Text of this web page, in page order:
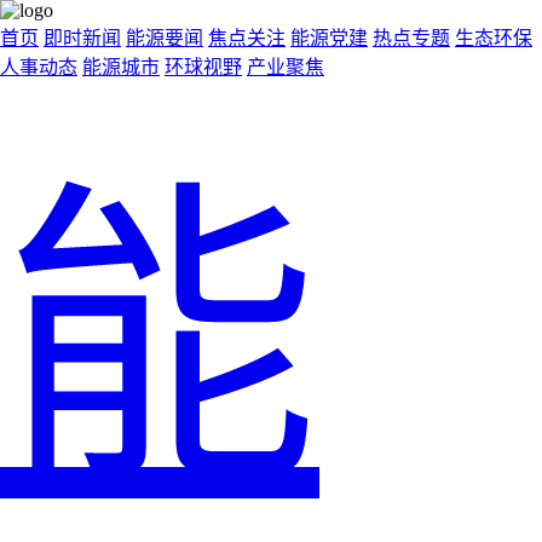
首页 即时新闻 能源要闻 焦点关注 能源党建 热点专题 生态环保
人事动态 能源城市 环球视野 产业聚焦
能